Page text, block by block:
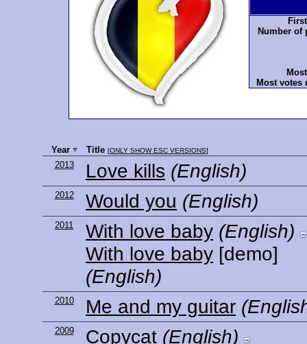
Number of
Most votes
Year Title [ONLY SHOW ESC VERSIONS]
2013 Love kills (English)
2012 Would you (English)
2011 With love baby (English)
With love baby [demo]
(English)
2010 Me and my guitar
2009 Copycat (English)